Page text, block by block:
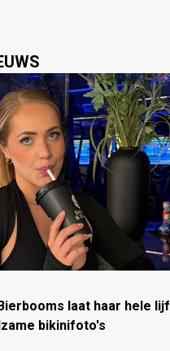
laat haar hele lijf
bikinifoto's